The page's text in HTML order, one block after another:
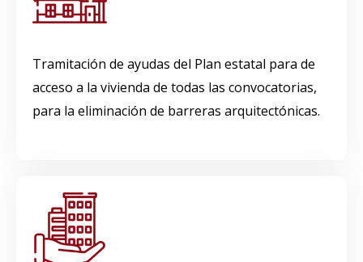
Tramitación de ayudas del Plan estatal para de
acceso a la vivienda de todas las convocatorias,
para la eliminación de barreras arquitectónicas.